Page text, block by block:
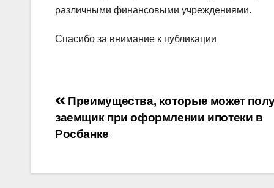
различными финансовыми учреждениями.
Спасибо за внимание к публикации
Навигация
по
Преимущества, которые может
заемщик при оформлении ипотеки в
Росбанке